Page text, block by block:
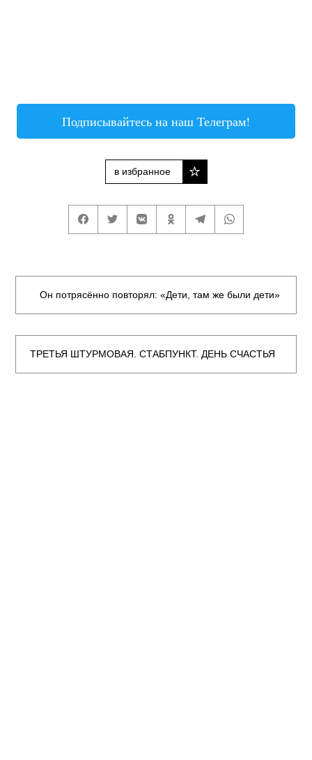
Подписывайтесь на наш Телеграм!
в избранное
Он потрясённо повторял: «Дети, там же были дети»
ТРЕТЬЯ ШТУРМОВАЯ. СТАБПУНКТ. ДЕНЬ СЧАСТЬЯ